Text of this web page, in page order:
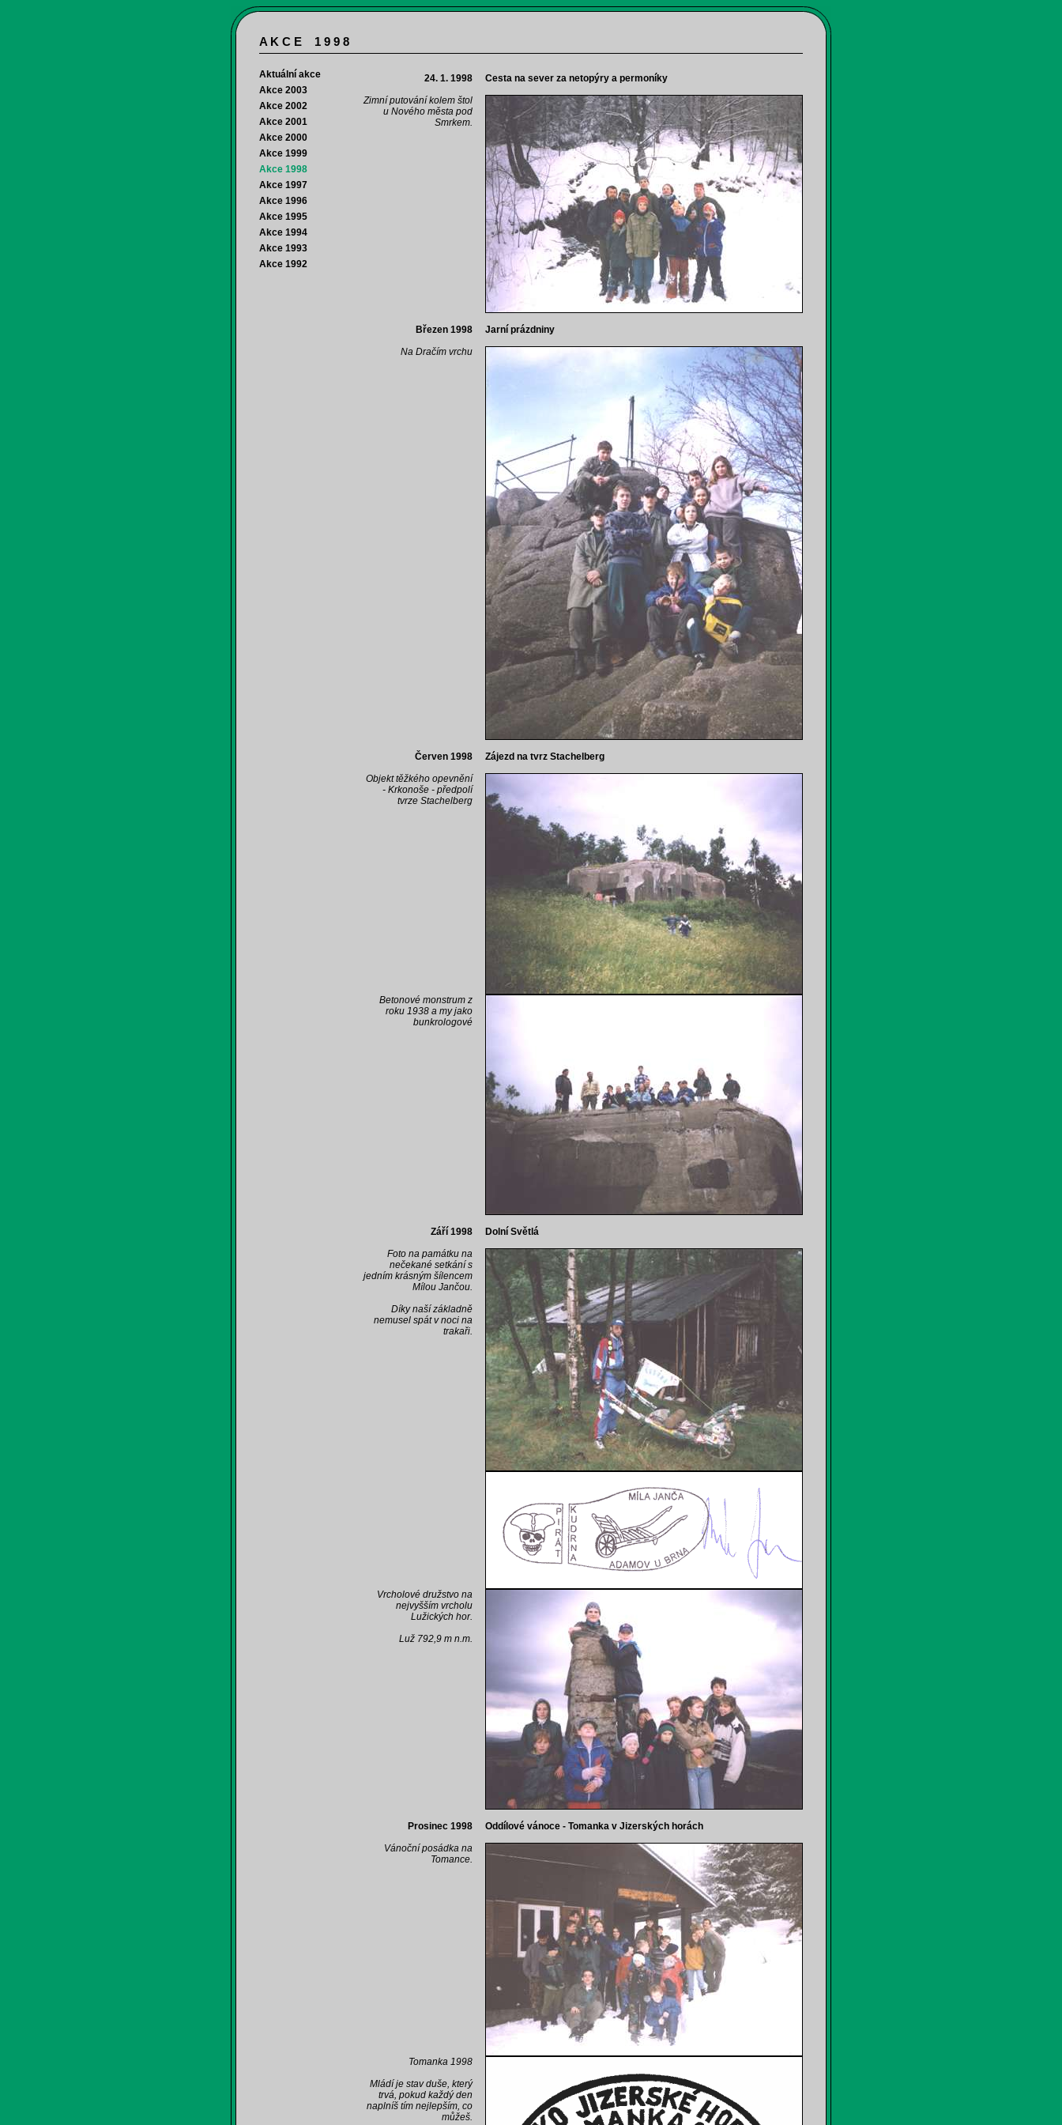
A K C E 1 9 9 8
Aktuální akce
Akce 2003
Akce 2002
Akce 2001
Akce 2000
Akce 1999
Akce 1998
Akce 1997
Akce 1996
Akce 1995
Akce 1994
Akce 1993
Akce 1992
24. 1. 1998
Cesta na sever za netopýry a permoníky
Zimní putování kolem štol
u Nového města pod
Smrkem.
Březen 1998
Jarní prázdniny
Na Dračím vrchu
Červen 1998
Zájezd na tvrz Stachelberg
Objekt těžkého opevnění
- Krkonoše - předpolí
tvrze Stachelberg
Betonové monstrum z
roku 1938 a my jako
bunkrologové
Září 1998
Dolní Světlá
Foto na památku na
nečekané setkání s
jedním krásným šílencem
Mílou Jančou.
Díky naší základně
nemusel spát v noci na
trakaři.
Vrcholové družstvo na
nejvyšším vrcholu
Lužických hor.
Luž 792,9 m n.m.
Prosinec 1998
Oddílové vánoce - Tomanka v Jizerských horách
Vánoční posádka na
Tomance.
Tomanka 1998
Mládí je stav duše, který
trvá, pokud každý den
naplníš tím nejlepším, co
můžeš.